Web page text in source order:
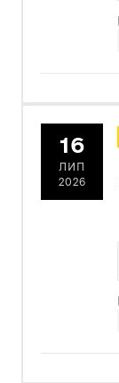
16
ЛИП
2026